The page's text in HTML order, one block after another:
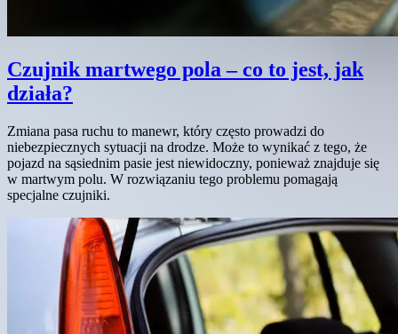
Czujnik martwego pola – co to jest, jak
działa?
Zmiana pasa ruchu to manewr, który często prowadzi do
niebezpiecznych sytuacji na drodze. Może to wynikać z tego, że
pojazd na sąsiednim pasie jest niewidoczny, ponieważ znajduje się
w martwym polu. W rozwiązaniu tego problemu pomagają
specjalne czujniki.